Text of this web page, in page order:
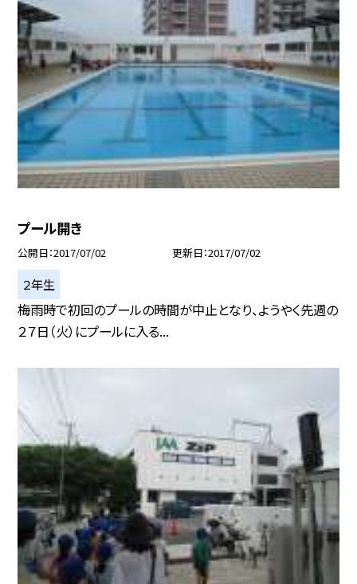
プール開き
公開日 2017/07/02 更新日 2017/07/02
２年生
梅雨時で初回のプールの時間が中止となり、ようやく先週の
２７日（火）にプールに入る...